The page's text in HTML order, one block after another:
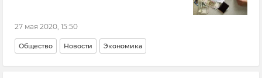
27 мая 2020, 15:50
Общество Новости Экономика